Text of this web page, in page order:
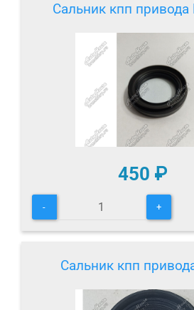
Сальник кпп привода
450 ₽
- +
Сальник кпп